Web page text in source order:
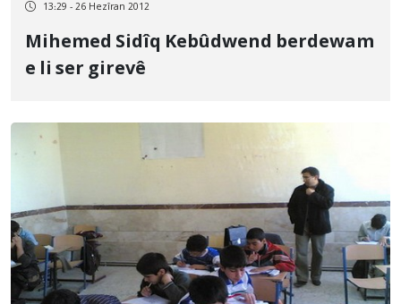
13:29 - 26 Hezîran 2012
Mihemed Sidîq Kebûdwend berdewam
e li ser girevê